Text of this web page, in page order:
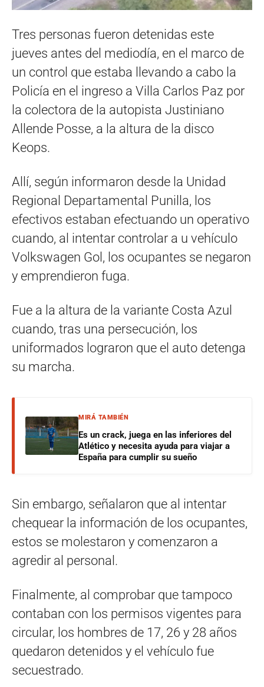
Tres personas fueron detenidas este
jueves antes del mediodía, en el marco de
un control que estaba llevando a cabo la
Policía en el ingreso a Villa Carlos Paz por
la colectora de la autopista Justiniano
Allende Posse, a la altura de la disco
Keops.
Allí, según informaron desde la Unidad
Regional Departamental Punilla, los
efectivos estaban efectuando un operativo
cuando, al intentar controlar a u vehículo
Volkswagen Gol, los ocupantes se negaron
y emprendieron fuga.
Fue a la altura de la variante Costa Azul
cuando, tras una persecución, los
uniformados lograron que el auto detenga
su marcha.
MIRÁ TAMBIÉN
Es un crack, juega en las inferiores del
Atlético y necesita ayuda para viajar a
España para cumplir su sueño
Sin embargo, señalaron que al intentar
chequear la información de los ocupantes,
estos se molestaron y comenzaron a
agredir al personal.
Finalmente, al comprobar que tampoco
contaban con los permisos vigentes para
circular, los hombres de 17, 26 y 28 años
quedaron detenidos y el vehículo fue
secuestrado.